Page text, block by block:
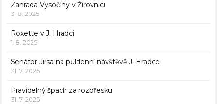
Zahrada Vysočiny v Žirovnici
3. 8. 2025
Roxette v J. Hradci
1. 8. 2025
Senátor Jirsa na půldenní návštěvě J. Hradce
31. 7. 2025
Pravidelný špacír za rozbřesku
31. 7. 2025